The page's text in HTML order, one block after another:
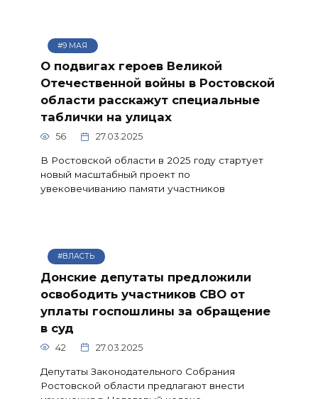
#9 МАЯ
О подвигах героев Великой
Отечественной войны в Ростовской
области расскажут специальные
таблички на улицах
56 27.03.2025
В Ростовской области в 2025 году стартует
новый масштабный проект по
увековечиванию памяти участников
#ВЛАСТЬ
Донские депутаты предложили
освободить участников СВО от
уплаты госпошлины за обращение
в суд
42 27.03.2025
Депутаты Законодательного Собрания
Ростовской области предлагают внести